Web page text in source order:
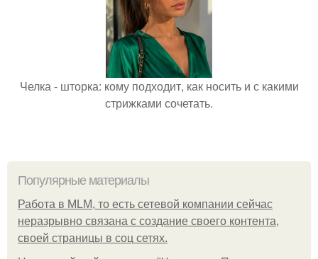
Челка - шторка: кому подходит, как носить и с какими
стрижками сочетать.
Популярные материалы
Работа в MLM, то есть сетевой компании сейчас
неразрывно связана с создание своего контента,
своей страницы в соц сетях.